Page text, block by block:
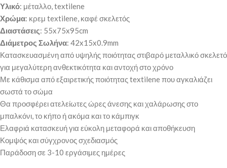
Υλικό: μέταλλο, textilene
Χρώμα: κρεμ textilene, καφέ σκελετός
Διαστάσεις: 55x75x95cm
Διάμετρος Σωλήνα: 42x15x0.9mm
Κατασκευασμένη από υψηλής ποιότητας στιβαρό μεταλλικό σκελετό
για μεγαλύτερη ανθεκτικότητα και αντοχή στο χρόνο
Με κάθισμα από εξαιρετικής ποιότητας textilene που αγκαλιάζει
σωστά το σώμα
Θα προσφέρει ατελείωτες ώρες άνεσης και χαλάρωσης στο
μπαλκόνι, το κήπο ή ακόμα και το κάμπιγκ
Ελαφριά κατασκευή για εύκολη μεταφορά και αποθήκευση
Κομψός και σύγχρονος σχεδιασμός
Παράδοση σε 3-10 εργάσιμες ημέρες